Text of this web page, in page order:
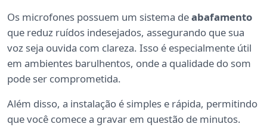
Os microfones possuem um sistema deabafamento
que reduz ruídos indesejados, assegurando que sua
voz seja ouvida com clareza. Isso é especialmente útil
em ambientes barulhentos, onde a qualidade do som
pode ser comprometida.
Além disso, a instalação é simples e rápida, permitindo
que você comece a gravar em questão de minutos.